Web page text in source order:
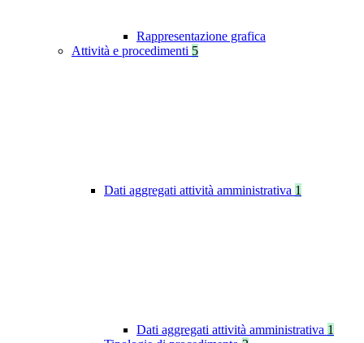
Rappresentazione grafica
Attività e procedimenti 5
Dati aggregati attività amministrativa 1
Dati aggregati attività amministrativa 1